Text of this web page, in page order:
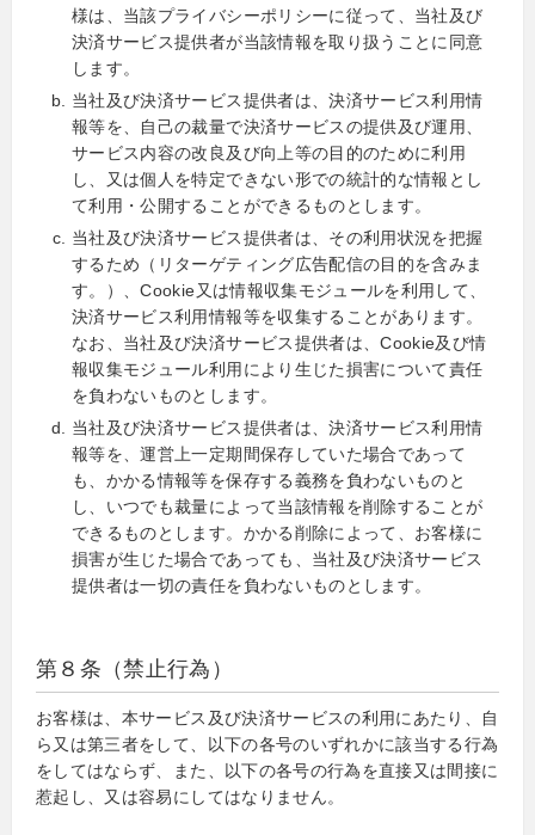
様は、当該プライバシーポリシーに従って、当社及び
決済サービス提供者が当該情報を取り扱うことに同意
します。
当社及び決済サービス提供者は、決済サービス利用情
報等を、自己の裁量で決済サービスの提供及び運用、
サービス内容の改良及び向上等の目的のために利用
し、又は個人を特定できない形での統計的な情報とし
て利用・公開することができるものとします。
当社及び決済サービス提供者は、その利用状況を把握
するため（リターゲティング広告配信の目的を含みま
す。）、Cookie又は情報収集モジュールを利用して、
決済サービス利用情報等を収集することがあります。
なお、当社及び決済サービス提供者は、Cookie及び情
報収集モジュール利用により生じた損害について責任
を負わないものとします。
当社及び決済サービス提供者は、決済サービス利用情
報等を、運営上一定期間保存していた場合であって
も、かかる情報等を保存する義務を負わないものと
し、いつでも裁量によって当該情報を削除することが
できるものとします。かかる削除によって、お客様に
損害が生じた場合であっても、当社及び決済サービス
提供者は一切の責任を負わないものとします。
第８条（禁止行為）
お客様は、本サービス及び決済サービスの利用にあたり、自
ら又は第三者をして、以下の各号のいずれかに該当する行為
をしてはならず、また、以下の各号の行為を直接又は間接に
惹起し、又は容易にしてはなりません。